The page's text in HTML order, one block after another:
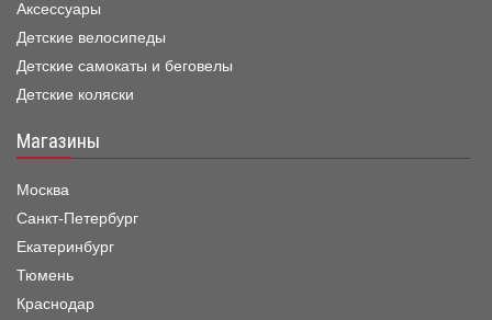
Аксессуары
Детские велосипеды
Детские самокаты и беговелы
Детские коляски
Магазины
Москва
Санкт-Петербург
Екатеринбург
Тюмень
Краснодар